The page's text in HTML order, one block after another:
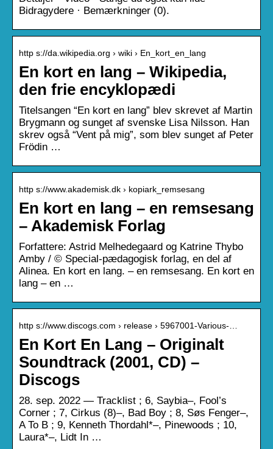
Bidragydere · Bemærkninger (0).
http s://da.wikipedia.org › wiki › En_kort_en_lang
En kort en lang – Wikipedia,
den frie encyklopædi
Titelsangen “En kort en lang” blev skrevet af Martin
Brygmann og sunget af svenske Lisa Nilsson. Han
skrev også “Vent på mig”, som blev sunget af Peter
Frödin …
http s://www.akademisk.dk › kopiark_remsesang
En kort en lang – en remsesang
– Akademisk Forlag
Forfattere: Astrid Melhedegaard og Katrine Thybo
Amby / © Special-pædagogisk forlag, en del af
Alinea. En kort en lang. – en remsesang. En kort en
lang – en …
http s://www.discogs.com › release › 5967001-Various-…
En Kort En Lang – Originalt
Soundtrack (2001, CD) –
Discogs
28. sep. 2022 — Tracklist ; 6, Saybia–, Fool’s
Corner ; 7, Cirkus (8)–, Bad Boy ; 8, Søs Fenger–,
A To B ; 9, Kenneth Thordahl*–, Pinewoods ; 10,
Laura*–, Lidt In …